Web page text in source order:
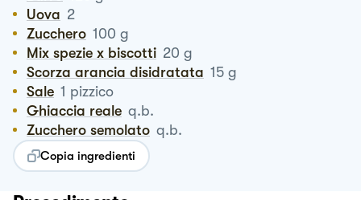
Uova 2
Zucchero 100 g
Mix spezie x biscotti 20 g
Scorza arancia disidratata 15 g
Sale 1 pizzico
Ghiaccia reale q.b.
Zucchero semolato q.b.
Copia ingredienti